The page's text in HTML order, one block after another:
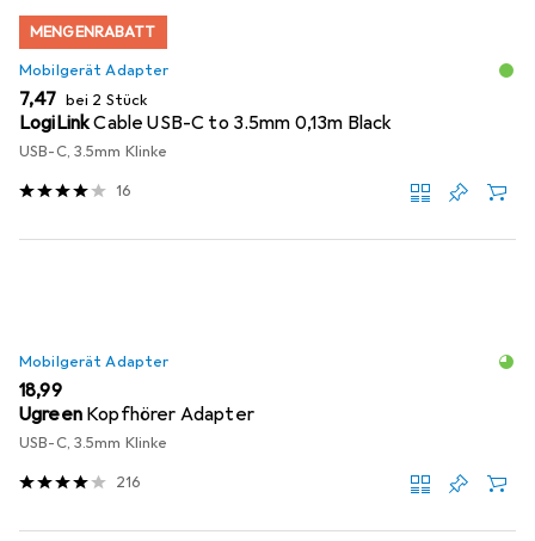
MENGENRABATT
Mobilgerät Adapter
EUR
7,47 bei 2 Stück
LogiLinkCable USB-C to 3.5mm 0,13m Black
USB-C, 3.5mm Klinke
16
Mobilgerät Adapter
EUR
18,99
Ugreen Kopfhörer Adapter
USB-C, 3.5mm Klinke
216